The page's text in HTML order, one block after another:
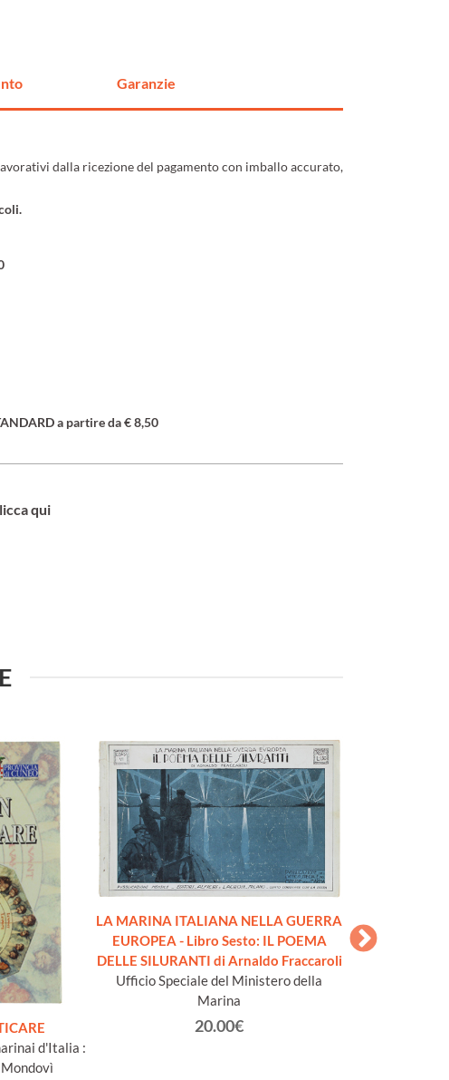
Garanzie
dalla ricezione del pagamento con imballo accurato,
a partire da € 8,50
qui
d'Italia :
LA MARINA ITALIANA NELLA GUERRA
EUROPEA - Libro Sesto: IL POEMA
DELLE SILURANTI di Arnaldo Fraccaroli
Ufficio Speciale del Ministero della
Marina
20.00€
LA MARINA
EUROPEA